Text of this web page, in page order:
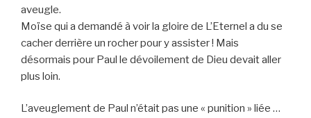
Sparks)”
aveugle.
Moïse qui a demandé à voir la gloire de L’Eternel a du se
cacher derrière un rocher pour y assister ! Mais
désormais pour Paul le dévoilement de Dieu devait aller
plus loin.
L’aveuglement de Paul n’était pas une « punition » liée …